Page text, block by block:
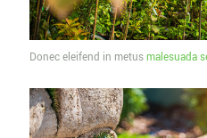
Donec eleifend in metusmalesuada